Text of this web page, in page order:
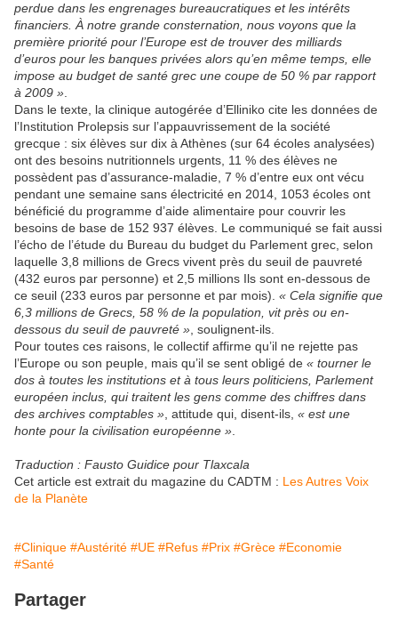
perdue dans les engrenages bureaucratiques et les intérêts
financiers. À notre grande consternation, nous voyons que la
première priorité pour l’Europe est de trouver des milliards
d’euros pour les banques privées alors qu’en même temps, elle
impose au budget de santé grec une coupe de 50 % par rapport
à 2009 »
Dans le texte, la clinique autogérée d’Elliniko cite les données de
l’Institution Prolepsis sur l’appauvrissement de la société
grecque : six élèves sur dix à Athènes (sur 64 écoles analysées)
ont des besoins nutritionnels urgents, 11 % des élèves ne
possèdent pas d’assurance-maladie, 7 % d’entre eux ont vécu
pendant une semaine sans électricité en 2014, 1053 écoles ont
bénéficié du programme d’aide alimentaire pour couvrir les
besoins de base de 152 937 élèves. Le communiqué se fait aussi
l’écho de l’étude du Bureau du budget du Parlement grec, selon
laquelle 3,8 millions de Grecs vivent près du seuil de pauvreté
(432 euros par personne) et 2,5 millions Ils sont en-dessous de
ce seuil (233 euros par personne et par mois). « Cela signifie que
6,3 millions de Grecs, 58 % de la population, vit près ou en-
dessous du seuil de pauvreté » , soulignent-ils.
Pour toutes ces raisons, le collectif affirme qu’il ne rejette pas
l’Europe ou son peuple, mais qu’il se sent obligé de « tourner le
dos à toutes les institutions et à tous leurs politiciens, Parlement
européen inclus, qui traitent les gens comme des chiffres dans
des archives comptables » , attitude qui, disent-ils, « est une
honte pour la civilisation européenne »
Traduction : Fausto Guidice pour Tlaxcala
Cet article est extrait du magazine du CADTM : Les Autres Voix
de la Planète
#Clinique #Austérité #UE #Refus #Prix #Grèce #Economie
#Santé
Partager